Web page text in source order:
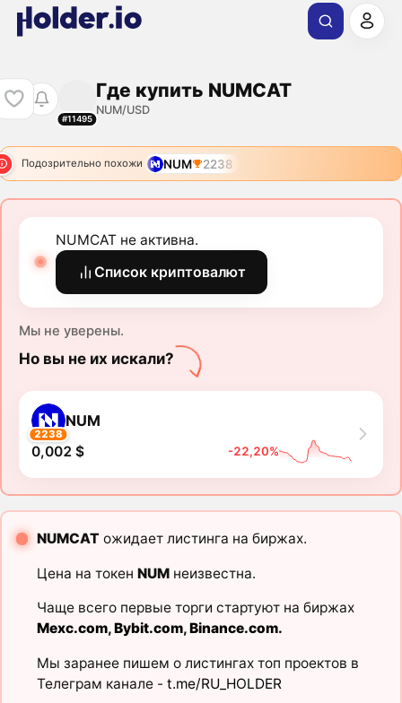
#11495
Где купить NUMCAT
NUM/USD
Подозрительно похожи NUM 2238
NUMCAT не активна.
Список криптовалют
Мы не уверены.
Но вы не их искали?
2238
NUM
0,002 $ -22,20%
NUMCAT ожидает листинга на биржах.
Цена на токен NUMнеизвестна.
Чаще всего первые торги стартуют на биржах
Mexc.com,Bybit.com,Binance.com.
Мы заранее пишем о листингах топ проектов в
Телеграм канале - t.me/RU_HOLDER